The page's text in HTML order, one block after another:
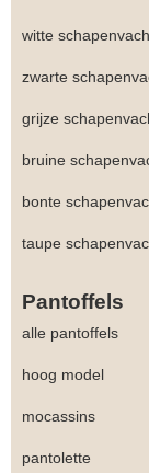
witte
zwarte
grijze
bruine
bonte
taupe
Pantoffels
alle pantoffels
hoog model
mocassins
pantolette